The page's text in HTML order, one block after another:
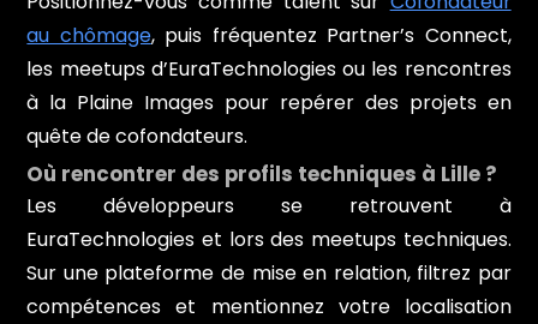
au chômage, puis fréquentez Partner’s Connect,
les meetups d’EuraTechnologies ou les rencontres
à la Plaine Images pour repérer des projets en
quête de cofondateurs.
Où rencontrer des profils techniques à Lille ?
Les développeurs se retrouvent à
EuraTechnologies et lors des meetups techniques.
Sur une plateforme de mise en relation, filtrez par
compétences et mentionnez votre localisation